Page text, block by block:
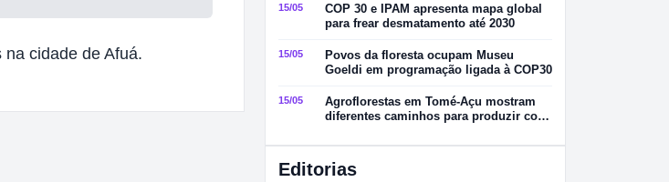
cidade de Afuá.
15/05
COP 30 e IPAM apresenta mapa global
para frear desmatamento até 2030
15/05
Povos da floresta ocupam Museu
Goeldi em programação ligada à COP30
15/05
Agroflorestas em Tomé-Açu mostram
diferentes caminhos para produzir com
Editorias